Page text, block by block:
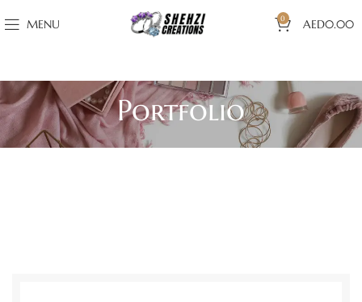
MENU 0 AED0.00
Portfolio